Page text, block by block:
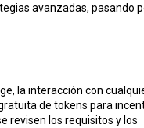
avanzadas, pasando
la interacción con
de tokens para
revisen los requisitos y los